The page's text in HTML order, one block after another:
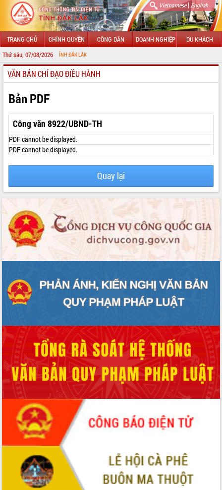
Vietnamese| English
TRANG CHỦ CHÍNH QUYỀN CÔNG DÂN DOANH NGHIỆP DU KHÁCH
Thứ sáu, 07/08/2026
TIN ĐIỆN TỬ TỈNH ĐẮK LẮK
GIỚI THIỆU
LÃNH ĐẠO UBND TỈNH
TIN TỨC SỰ KIỆN
SỞ, BAN, NGÀNH
UBND CÁC XÃ, PHƯỜNG
HỆ THỐNG VĂN BẢN
VĂN BẢN HĐND TỈNH
ĐIỂM TIN VĂN BẢN
QUY HOẠCH - KẾ HOẠCH
Không có file video nào để phát.
VĂN BẢN CHỈ ĐẠO ĐIỀU HÀNH
Bản PDF
Công văn 8922/UBND-TH
PDF cannot be displayed.
PDF cannot be displayed.
Quay lại